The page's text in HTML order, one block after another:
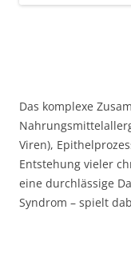
Das komplexe
Viren),
Entstehung vieler
eine durchlässige
Syndrom – spielt